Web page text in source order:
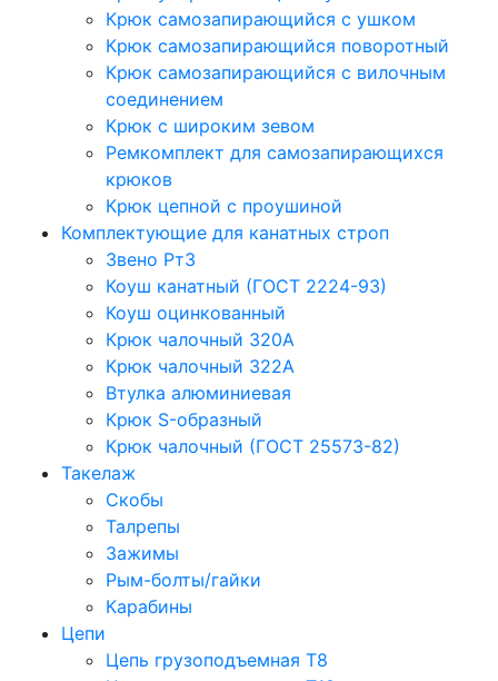
Крюк самозапирающийся с ушком
Крюк самозапирающийся поворотный
Крюк самозапирающийся с вилочным
соединением
Крюк с широким зевом
Ремкомплект для самозапирающихся
крюков
Крюк цепной с проушиной
Комплектующие для канатных строп
Звено Рт3
Коуш канатный (ГОСТ 2224-93)
Коуш оцинкованный
Крюк чалочный 320А
Крюк чалочный 322А
Втулка алюминиевая
Крюк S-образный
Крюк чалочный (ГОСТ 25573-82)
Такелаж
Скобы
Талрепы
Зажимы
Рым-болты/гайки
Карабины
Цепи
Цепь грузоподъемная Т8